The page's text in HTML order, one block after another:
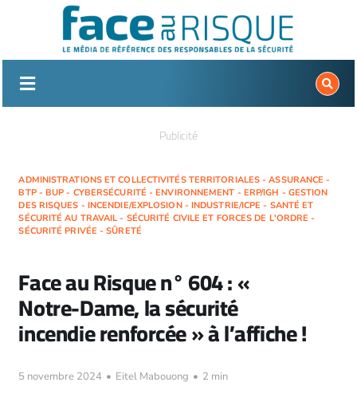
Publicité
ADMINISTRATIONS ET COLLECTIVITÉS TERRITORIALES - ASSURANCE -
BTP - BUP - CYBERSÉCURITÉ - ENVIRONNEMENT - ERP/IGH - GESTION
DES RISQUES - INCENDIE/EXPLOSION - INDUSTRIE/ICPE - SANTÉ ET
SÉCURITÉ AU TRAVAIL - SÉCURITÉ CIVILE ET FORCES DE L'ORDRE -
SÉCURITÉ PRIVÉE - SÛRETÉ
Face au Risque n° 604 : «
Notre-Dame, la sécurité
incendie renforcée » à l’affiche !
5 novembre 2024 • Eitel Mabouong • 2 min